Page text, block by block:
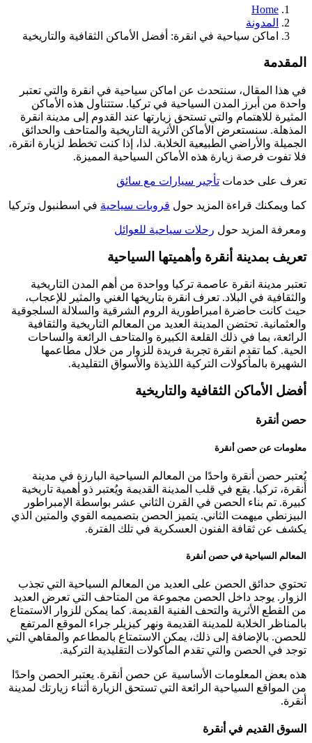
Home
المدونة
اماكن سياحية في انقرة: أفضل الأماكن الثقافية والتاريخية
المقدمة
في هذا المقال، سنتحدث عن اماكن سياحية في انقرة والتي تعتبر
واحدة من أبرز المدن السياحية في تركيا. ستتناول هذه الأماكن
المثيرة للاهتمام والتي تستحق زيارتها عند القدوم إلى مدينة انقرة
المذهلة. سنستعرض الأماكن الأثرية التاريخية والمتاحف والحدائق
الجميلة والأراضي الطبيعية الخلابة. لذا، إذا كنت تخطط لزيارة انقرة،
فلا تفوت فرصة زيارة هذه الأماكن السياحية المميزة.
تعرف على خدمات تأجير سيارات مع سائق
كما ويمكنك قراءة المزيد حول قروبات سياحية في اسطنبول وتركيا
ومعرفة المزيد حول رحلات سياحية للعوائل
تعريف بمدينة أنقرة وأهميتها السياحية
تعتبر مدينة انقرة عاصمة تركيا وواحدة من أهم المدن التاريخية
والثقافية في البلاد. تعرف انقرة بتاريخها الغني والمثير للإعجاب،
حيث كانت حاضرة امبراطورية الروم الشرقية والسلالة السلجوقية
والعثمانية. تحتضن المدينة العديد من المعالم التاريخية والثقافية
الرائعة، بما في ذلك القلعة الكبيرة والمتاحف الرائعة والساحات
الحية. كما تقدم انقرة تجربة فريدة للزوار من خلال مطاعمها
الشهيرة بالمأكولات التركية اللذيذة والأسواق التقليدية.
أفضل الأماكن الثقافية والتاريخية
حصن أنقرة
معلومات عن حصن أنقرة
يُعتبر حصن أنقرة واحدًا من المعالم السياحية البارزة في مدينة
أنقرة، تركيا. يقع في قلب المدينة القديمة ويُعتبر ذو أهمية تاريخية
كبيرة. تم بناء الحصن في القرن الثاني عشر بواسطة الإمبراطور
البيزنطي ميهمت الثاني. يتميز الحصن بتصميمه القوي والمتين الذي
يكشف عن ثقافة الفنون العسكرية في تلك الفترة.
المعالم السياحية في حصن أنقرة
تحتوي حدائق الحصن على العديد من المعالم السياحية التي تجذب
الزوار. يوجد داخل الحصن مجموعة من المتاحف التي تعرض العديد
من القطع الأثرية والتحف الفنية القديمة. كما يمكن للزوار الاستمتاع
بالمناظر الخلابة للمدينة القديمة ونهر كيزيلر جراء الموقع المرتفع
للحصن. بالإضافة إلى ذلك، يمكن الاستمتاع بالمطاعم والمقاهي التي
توجد في الحصن والتي تقدم المأكولات التقليدية التركية.
هذه بعض المعلومات الأساسية عن حصن أنقرة. يعتبر الحصن واحدًا
من المواقع السياحية الرائعة التي تستحق الزيارة أثناء زيارتك لمدينة
أنقرة.
السوق القديم في أنقرة